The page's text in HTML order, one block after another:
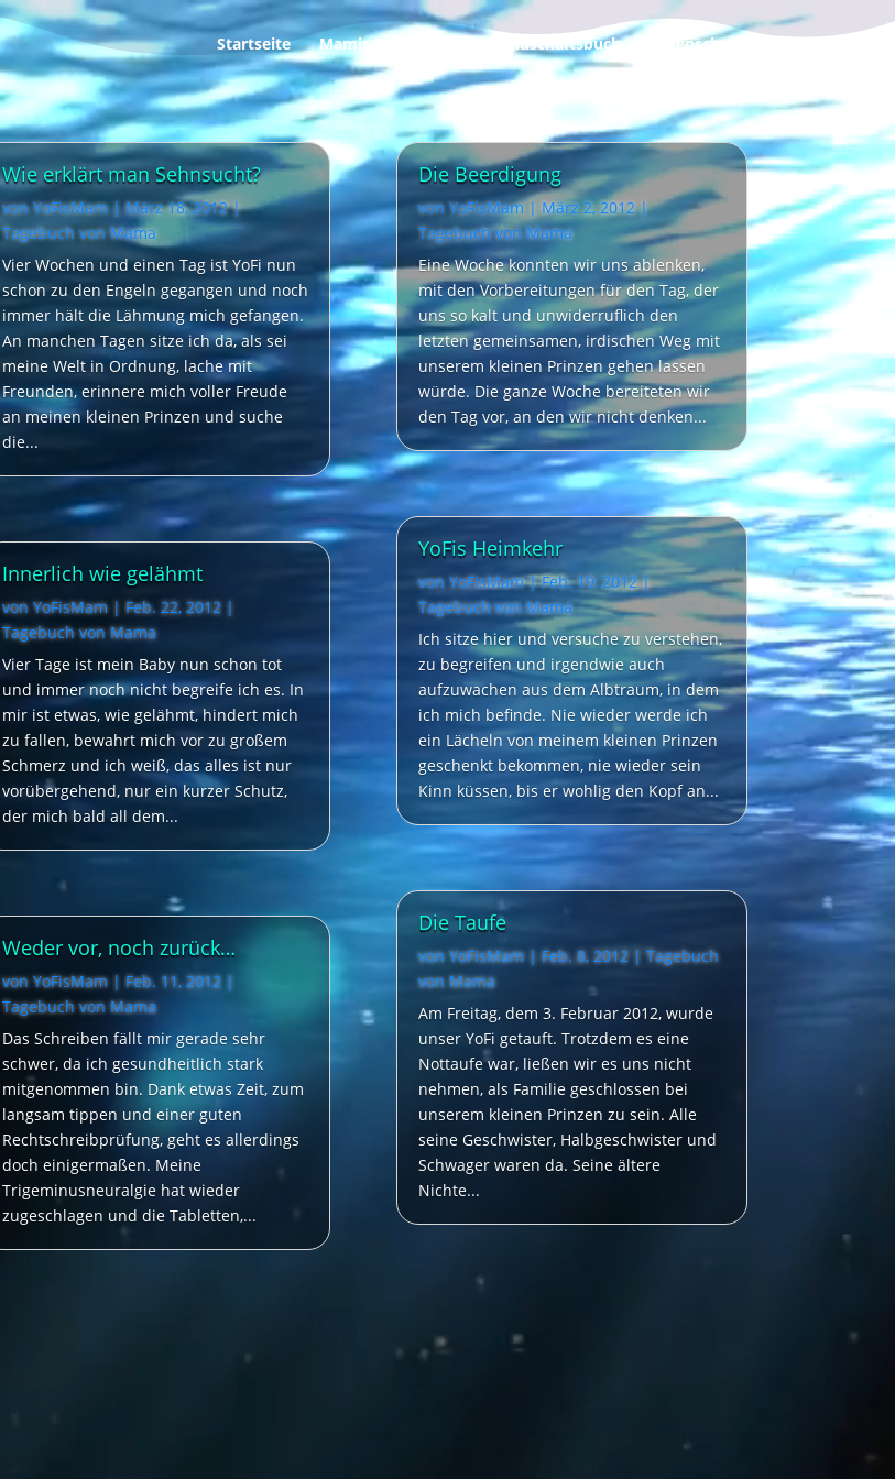
Startseite Mamis Tagebuch Freundschaftsbuch Datenschutz Impressum
Wie erklärt man Sehnsucht?
vonYoFisMam|März 18, 2012|
Tagebuch von Mama
Vier Wochen und einen Tag ist YoFi nun
schon zu den Engeln gegangen und noch
immer hält die Lähmung mich gefangen.
An manchen Tagen sitze ich da, als sei
meine Welt in Ordnung, lache mit
Freunden, erinnere mich voller Freude
an meinen kleinen Prinzen und suche
die...
Innerlich wie gelähmt
von YoFisMam|Feb. 22, 2012|
Tagebuch von Mama
Vier Tage ist mein Baby nun schon tot
und immer noch nicht begreife ich es. In
mir ist etwas, wie gelähmt, hindert mich
zu fallen, bewahrt mich vor zu großem
Schmerz und ich weiß, das alles ist nur
vorübergehend, nur ein kurzer Schutz,
der mich bald all dem...
Weder vor, noch zurück…
vonYoFisMam|Feb. 11, 2012|
Tagebuch von Mama
Das Schreiben fällt mir gerade sehr
schwer, da ich gesundheitlich stark
mitgenommen bin. Dank etwas Zeit, zum
langsam tippen und einer guten
Rechtschreibprüfung, geht es allerdings
doch einigermaßen. Meine
Trigeminusneuralgie hat wieder
zugeschlagen und die Tabletten,...
Die Beerdigung
von YoFisMam| März 2, 2012|
Tagebuch von Mama
Eine Woche konnten wir uns ablenken,
mit den Vorbereitungen für den Tag, der
uns so kalt und unwiderruflich den
letzten gemeinsamen, irdischen Weg mit
unserem kleinen Prinzen gehen lassen
würde. Die ganze Woche bereiteten wir
den Tag vor, an den wir nicht denken...
YoFis Heimkehr
vonYoFisMam|Feb. 19, 2012|
Tagebuch von Mama
Ich sitze hier und versuche zu verstehen,
zu begreifen und irgendwie auch
aufzuwachen aus dem Albtraum, in dem
ich mich befinde. Nie wieder werde ich
ein Lächeln von meinem kleinen Prinzen
geschenkt bekommen, nie wieder sein
Kinn küssen, bis er wohlig den Kopf an...
Die Taufe
vonYoFisMam|Feb. 8, 2012|Tagebuch
von Mama
Am Freitag, dem 3. Februar 2012, wurde
unser YoFi getauft. Trotzdem es eine
Nottaufe war, ließen wir es uns nicht
nehmen, als Familie geschlossen bei
unserem kleinen Prinzen zu sein. Alle
seine Geschwister, Halbgeschwister und
Schwager waren da. Seine ältere
Nichte...